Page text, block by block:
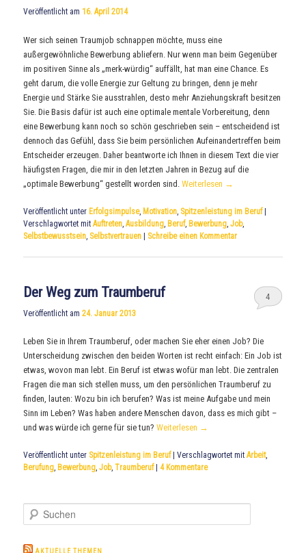
Veröffentlicht am16. April 2014
Wer sich seinen Traumjob schnappen möchte, muss eine
außergewöhnliche Bewerbung abliefern. Nur wenn man beim Gegenüber
im positiven Sinne als „merk-würdig“ auffällt, hat man eine Chance. Es
geht darum, die volle Energie zur Geltung zu bringen, denn je mehr
Energie und Stärke Sie ausstrahlen, desto mehr Anziehungskraft besitzen
Sie. Die Basis dafür ist auch eine optimale mentale Vorbereitung, denn
eine Bewerbung kann noch so schön geschrieben sein – entscheidend ist
dennoch das Gefühl, dass Sie beim persönlichen Aufeinandertreffen beim
Entscheider erzeugen. Daher beantworte ich Ihnen in diesem Text die vier
häufigsten Fragen, die mir in den letzten Jahren in Bezug auf die
„optimale Bewerbung“ gestellt worden sind.Weiterlesen →
Veröffentlicht unter Erfolgsimpulse, Motivation Spitzenleistung im Beruf |
Verschlagwortet mit Auftreten ,Ausbildung Beruf, Bewerbung ,Job,
Selbstbewusstsein Selbstvertrauen | Schreibe einen Kommentar
Der Weg zum Traumberuf
Veröffentlicht am24. Januar 2013
4
Leben Sie in Ihrem Traumberuf, oder machen Sie eher einen Job? Die
Unterscheidung zwischen den beiden Worten ist recht einfach: Ein Job ist
etwas, wovon man lebt. Ein Beruf ist etwas wofür man lebt. Die zentralen
Fragen die man sich stellen muss, um den persönlichen Traumberuf zu
finden, lauten: Wozu bin ich berufen? Was ist meine Aufgabe und mein
Sinn im Leben? Was haben andere Menschen davon, dass es mich gibt –
und was würde ich gerne für sie tun?Weiterlesen →
Veröffentlicht unter Spitzenleistung im Beruf |Verschlagwortet mit Arbeit,
Berufung, Bewerbung,Job,Traumberuf |4Kommentare
h
AKTUELLE THEMEN